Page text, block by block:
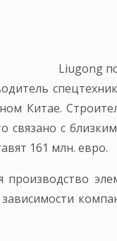
Liugong
Китае.
связано с
161 млн. евро.